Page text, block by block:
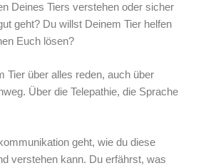
Deines Tiers verstehen oder sicher
geht? Du willst Deinem Tier helfen
Euch lösen?
Tier über alles reden, auch über
Über die Telepathie, die Sprache
geht, wie du diese
verstehen kann. Du erfährst, was